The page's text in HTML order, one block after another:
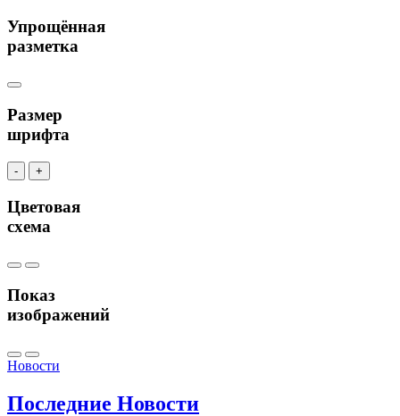
Упрощённая
разметка
Размер
шрифта
- +
Цветовая
схема
Показ
изображений
Новости
Последние Новости